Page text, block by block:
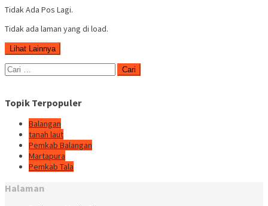
Tidak Ada Pos Lagi.
Tidak ada laman yang di load.
Lihat Lainnya
Cari
untuk:
Topik Terpopuler
Balangan
tanah laut
Pemkab Balangan
Martapura
Pemkab Tala
Halaman